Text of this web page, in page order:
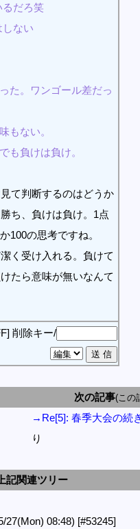
だろ笑
ない
た。ワンゴール差だっ
もない。
も負けは負け。
て判断するのはどうか
ち、負けは負け。1点
100の思考ですね。
く受け入れる。負けて
たら意味が無いなんて
削除キー/
次の記事(この
→Re[5]: 春季大会の続
り
上記関連ツリー
27(Mon) 08:48) [#53245]